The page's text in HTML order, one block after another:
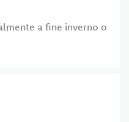
a fine inverno o